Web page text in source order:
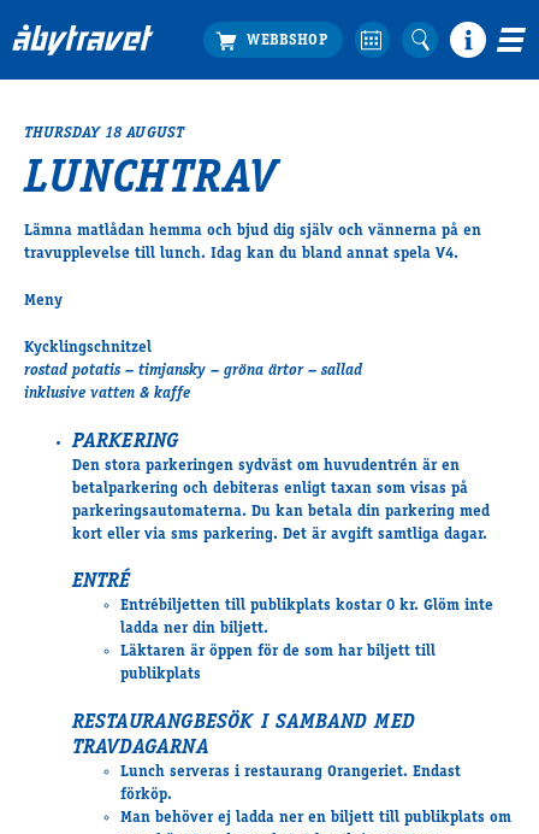
Travprogrammet
Bra att veta
Catering by Lyon
Hotell nära oss
Nybörjar­guide
Presentkort
Tävlingsdagar
Exponering & värdskap
Tävling
Träning och provlopp
THURSDAY 18 AUGUST
LUNCHTRAV
Lämna matlådan hemma och bjud dig själv och vännerna på en
travupplevelse till lunch. Idag kan du bland annat spela V4.
Meny
Kycklingschnitzel
rostad potatis – timjansky – gröna ärtor – sallad
inklusive vatten & kaffe
PARKERING
Den stora parkeringen sydväst om huvudentrén är en
betalparkering och debiteras enligt taxan som visas på
parkeringsautomaterna. Du kan betala din parkering med
kort eller via sms parkering. Det är avgift samtliga dagar.
ENTRÉ
Entrébiljetten till publikplats kostar 0 kr. Glöm inte
ladda ner din biljett.
Läktaren är öppen för de som har biljett till
publikplats
RESTAURANGBESÖK I SAMBAND MED
TRAVDAGARNA
Lunch serveras i restaurang Orangeriet. Endast
förköp.
Man behöver ej ladda ner en biljett till publikplats om